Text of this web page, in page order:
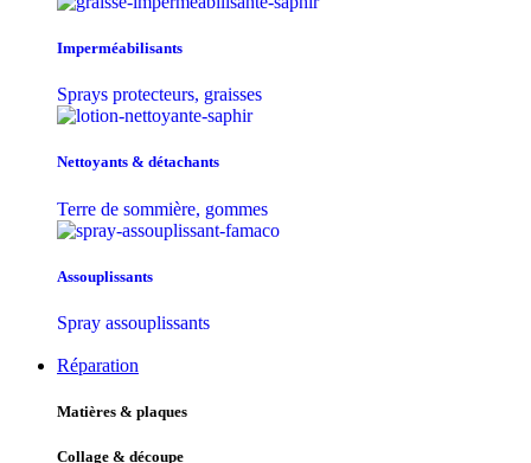
Imperméabilisants
Sprays protecteurs, graisses
Nettoyants & détachants
Terre de sommière, gommes
Assouplissants
Spray assouplissants
Réparation
Matières & plaques
Collage & découpe